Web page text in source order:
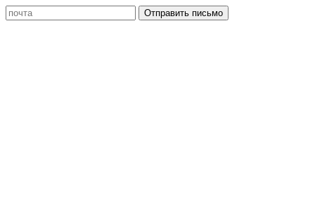
Отправить письмо